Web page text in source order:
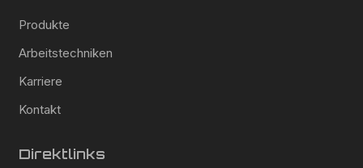
Produkte
Arbeitstechniken
Karriere
Kontakt
Direktlinks